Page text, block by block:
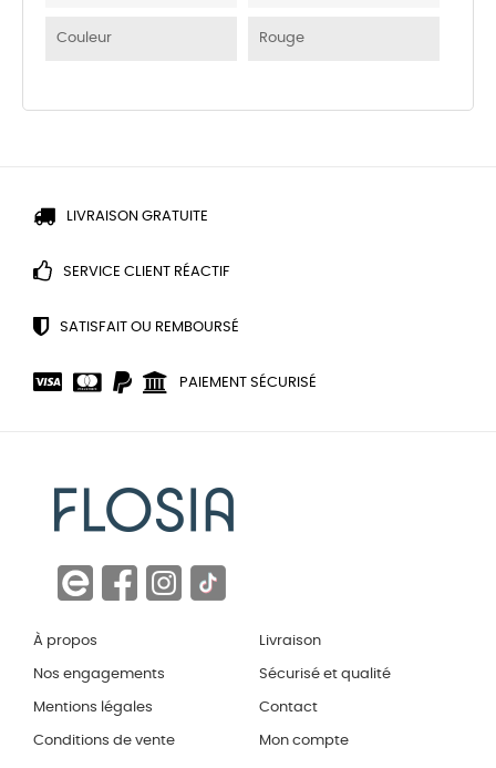
Couleur Rouge
LIVRAISON GRATUITE
SERVICE CLIENT RÉACTIF
SATISFAIT OU REMBOURSÉ
PAIEMENT SÉCURISÉ
À propos
Nos engagements
Mentions légales
Conditions de vente
Livraison
Sécurisé et qualité
Contact
Mon compte